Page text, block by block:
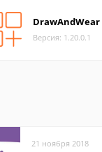
DrawAndWear
Версия: 1.20.0.1
21 ноября 2018